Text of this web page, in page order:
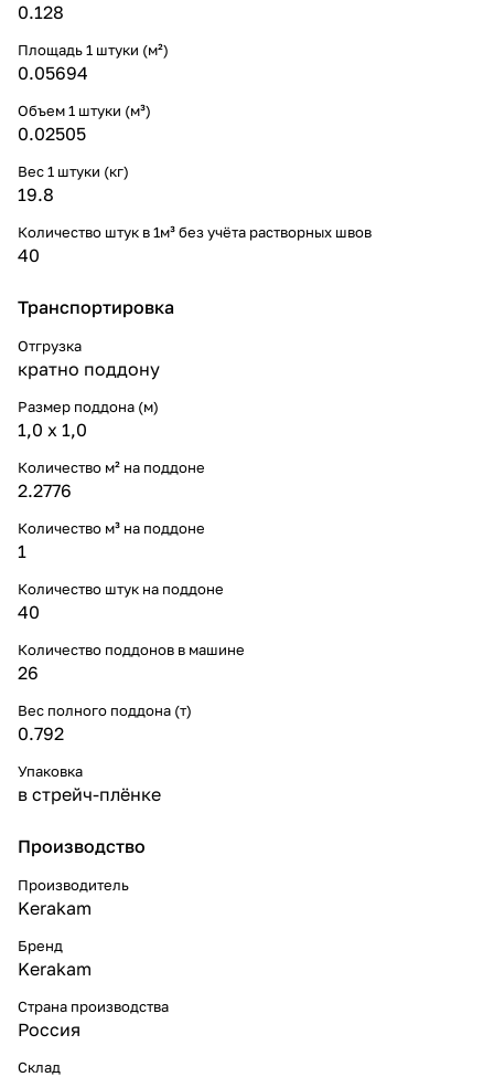
0.128
Площадь 1 штуки (м²)
0.05694
Объем 1 штуки (м³)
0.02505
Вес 1 штуки (кг)
19.8
Количество штук в 1м³ без учёта растворных швов
40
Транспортировка
Отгрузка
кратно поддону
Размер поддона (м)
1,0 х 1,0
Количество м² на поддоне
2.2776
Количество м³ на поддоне
1
Количество штук на поддоне
40
Количество поддонов в машине
26
Вес полного поддона (т)
0.792
Упаковка
в стрейч-плёнке
Производство
Производитель
Kerakam
Бренд
Kerakam
Страна производства
Россия
Склад